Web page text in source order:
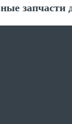
запчасти